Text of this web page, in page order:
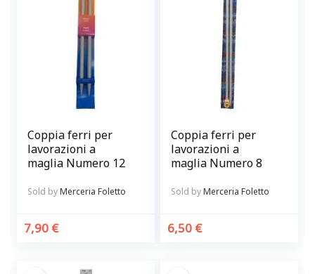
Coppia ferri per
lavorazioni a
maglia Numero 12
Sold byMerceria Foletto
7,90 €
Coppia ferri per
lavorazioni a
maglia Numero 8
Sold byMerceria Foletto
6,50 €